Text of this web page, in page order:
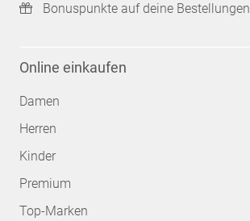
Bonuspunkte auf deine Bestellungen
Online einkaufen
Damen
Herren
Kinder
Premium
Top-Marken